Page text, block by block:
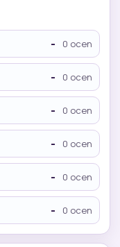
- 0 ocen
- 0 ocen
- 0 ocen
- 0 ocen
- 0 ocen
- 0 ocen